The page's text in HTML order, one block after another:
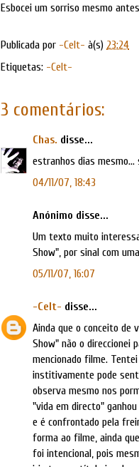
Esbocei um sorriso mesmo
Publicada por -Celt- à(s) 23:24
Etiquetas: -Celt-
3 comentários:
Chas. disse...
estranhos dias
04/11/07, 18:43
Anónimo disse...
Um texto muito
Show", por sinal com
05/11/07, 16:07
-Celt- disse...
Ainda que o conceito de
Show" não o direccionei
mencionado filme.
institivamente pode
observa mesmo nos
"vida em directo"
e é confrontado pela
forma ao filme, ainda
foi intencional, pois